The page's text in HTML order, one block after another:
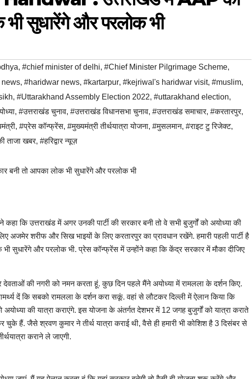
सुधारेंगे और परलोक भी
, #chief minister of delhi, #Chief Minister Pilgrimage Scheme,
news, #haridwar news, #kartarpur, #kejriwal's haridwar visit, #muslim,
, #Uttarakhand Assembly Election 2022, #uttarakhand election,
, #उत्तराखंड चुनाव, #उत्तराखंड विधानसभा चुनाव, #उत्तराखंड समाचार, #करतारपुर,
, #प्रेस कॉन्फ्रेंस, #मुख्यमंत्री तीर्थयात्रा योजना, #मुसलमान, #राइट टु रिजेक्ट,
ताजा खबर, #हरिद्वार न्यूज़
कहा कि उत्तराखंड में अगर उनकी पार्टी की सरकार बनी तो वे सभी बुजुर्गों को अयोध्या की
अजमेर शरीफ और सिख भाइयों के लिए करतारपुर का प्रावधान रखेंगे. हमारी पहली पार्टी है
सुधारेंगे और परलोक भी. प्रेस कॉन्फ्रेंस में उन्होंने कहा कि केंद्र सरकार में मौका दीजिए
देवताओं की नगरी को नमन करता हूं. कुछ दिन पहले मैंने अयोध्या में रामलला के दर्शन किए.
दें कि सबको रामलला के दर्शन करा सकूं. वहां से लौटकर दिल्ली में ऐलान किया कि
अयोध्या की यात्रा कराएंगे. इस योजना के अंतर्गत देशभर में 12 जगह बुजुर्गों को यात्रा कराते
हैं. जैसे श्रवण कुमार ने तीर्थ यात्रा कराई थी, वैसे ही हमारी भी कोशिश है 3 दिसंबर से
कराने ले जाएगी.